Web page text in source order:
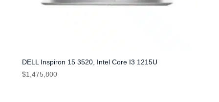
DELL Inspiron 15 3520, Intel Core I3 1215U
$1,475,800